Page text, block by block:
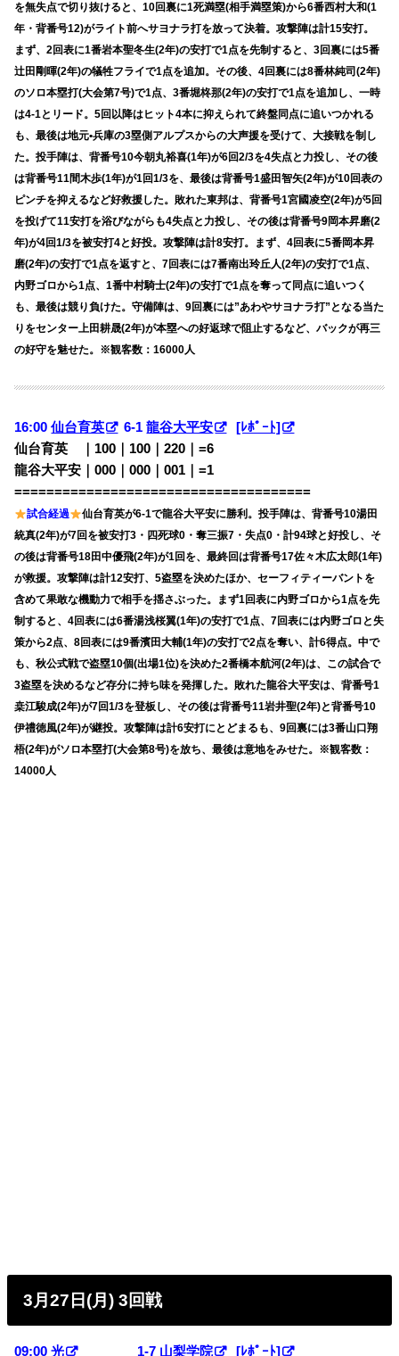
を無失点で切り抜けると、10回裏に1死満塁(相手満塁策)から6番西村大和(1
年・背番号12)がライト前へサヨナラ打を放って決着。攻撃陣は計15安打。
まず、2回表に1番岩本聖冬生(2年)の安打で1点を先制すると、3回裏には5番
辻田剛暉(2年)の犠牲フライで1点を追加。その後、4回裏には8番林純司(2年)
のソロ本塁打(大会第7号)で1点、3番堀柊那(2年)の安打で1点を追加し、一時
は4-1とリード。5回以降はヒット4本に抑えられて終盤同点に追いつかれる
も、最後は地元•兵庫の3塁側アルプスからの大声援を受けて、大接戦を制し
た。投手陣は、背番号10今朝丸裕喜(1年)が6回2/3を4失点と力投し、その後
は背番号11間木歩(1年)が1回1/3を、最後は背番号1盛田智矢(2年)が10回表の
ピンチを抑えるなど好救援した。敗れた東邦は、背番号1宮國凌空(2年)が5回
を投げて11安打を浴びながらも4失点と力投し、その後は背番号9岡本昇磨(2
年)が4回1/3を被安打4と好投。攻撃陣は計8安打。まず、4回表に5番岡本昇
磨(2年)の安打で1点を返すと、7回表には7番南出玲丘人(2年)の安打で1点、
内野ゴロから1点、1番中村騎士(2年)の安打で1点を奪って同点に追いつく
も、最後は競り負けた。守備陣は、9回裏には”あわやサヨナラ打”となる当た
りをセンター上田耕晟(2年)が本塁への好返球で阻止するなど、バックが再三
の好守を魅せた。※観客数：16000人
16:00仙台育英 6-1龍谷大平安
[ﾚﾎﾟｰﾄ]
仙台育英 ｜100｜100｜220｜=6
龍谷大平安｜000｜000｜001｜=1
=====================================
試合経過
仙台育英が6-1で龍谷大平安に勝利。投手陣は、背番号10湯田
統真(2年)が7回を被安打3・四死球0・奪三振7・失点0・計94球と好投し、そ
の後は背番号18田中優飛(2年)が1回を、最終回は背番号17佐々木広太郎(1年)
が救援。攻撃陣は計12安打、5盗塁を決めたほか、セーフィティーバントを
含めて果敢な機動力で相手を揺さぶった。まず1回表に内野ゴロから1点を先
制すると、4回表には6番湯浅桜翼(1年)の安打で1点、7回表には内野ゴロと失
策から2点、8回表には9番濱田大輔(1年)の安打で2点を奪い、計6得点。中で
も、秋公式戦で盗塁10個(出場1位)を決めた2番橋本航河(2年)は、この試合で
3盗塁を決めるなど存分に持ち味を発揮した。敗れた龍谷大平安は、背番号1
桒江駿成(2年)が7回1/3を登板し、その後は背番号11岩井聖(2年)と背番号10
伊禮徳風(2年)が継投。攻撃陣は計6安打にとどまるも、9回裏には3番山口翔
梧(2年)がソロ本塁打(大会第8号)を放ち、最後は意地をみせた。※観客数：
14000人
3月27日(月) 3回戦
09:00光 1-7 山梨学院
[ﾚﾎﾟｰﾄ]